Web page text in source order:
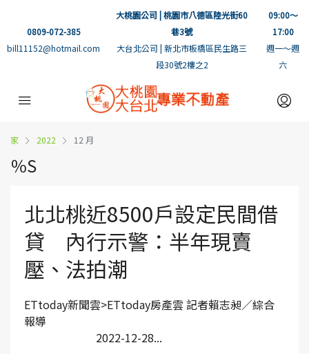
0809-072-385
bill11152@hotmail.com
大桃園公司 | 桃園市八德區陸光街60
巷3號
大台北公司 | 新北市板橋區民生路三
段30號2樓之2
09:00～
17:00
週一～週
六
家 2022 12 月
％S
北北桃近8500戶設定民間借
貸 內行示警：半年現賣
壓、法拍潮
ETtoday新聞雲>ETtoday房產雲 記者賴志昶／綜合
報導
2022-12-28...